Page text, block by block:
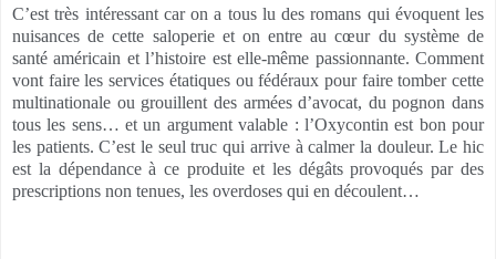
C’est très intéressant car on a tous lu des romans qui évoquent les
nuisances de cette saloperie et on entre au cœur du système de
santé américain et l’histoire est elle-même passionnante. Comment
vont faire les services étatiques ou fédéraux pour faire tomber cette
multinationale ou grouillent des armées d’avocat, du pognon dans
tous les sens… et un argument valable : l’Oxycontin est bon pour
les patients. C’est le seul truc qui arrive à calmer la douleur. Le hic
est la dépendance à ce produite et les dégâts provoqués par des
prescriptions non tenues, les overdoses qui en découlent…